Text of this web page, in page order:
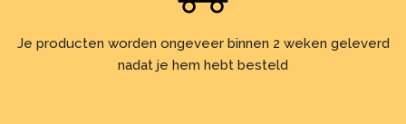
Je producten worden ongeveer binnen 2 weken geleverd
nadat je hem hebt besteld